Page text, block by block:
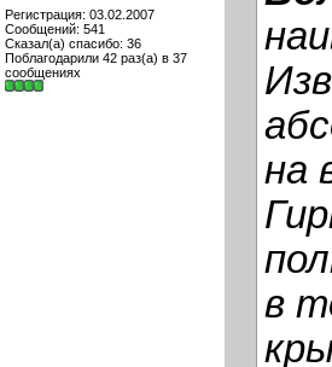
Регистрация: 03.02.2007
Сообщений: 541
Сказал(а) спасибо: 36
Поблагодарили 42 раз(а) в 37
сообщениях
на
в